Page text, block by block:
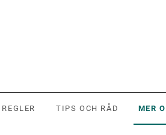
TIPS OCH RÅD MER